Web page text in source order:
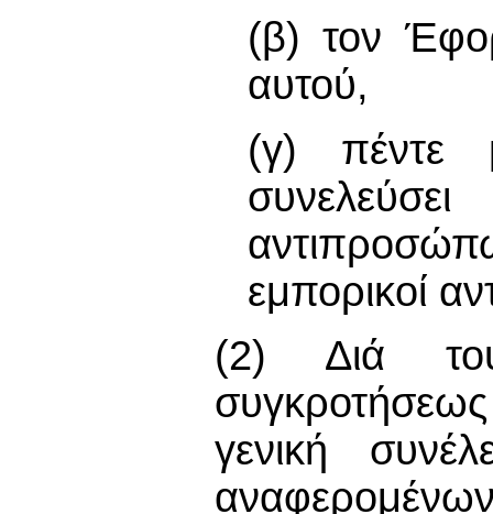
(β) τον
αυτού,
(γ) πέντε
εμπορικοί
(2) Διά
γενική